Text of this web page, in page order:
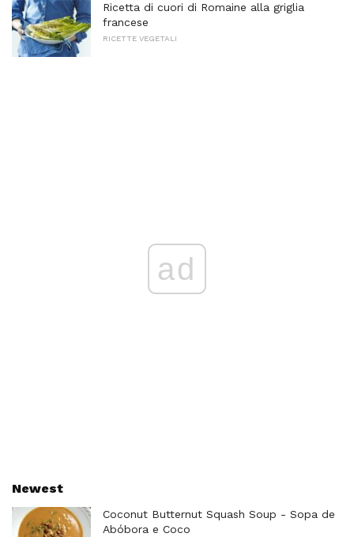
Ricetta di cuori di Romaine alla griglia
francese
RICETTE VEGETALI
ad
Newest
Coconut Butternut Squash Soup - Sopa de
Abóbora e Coco